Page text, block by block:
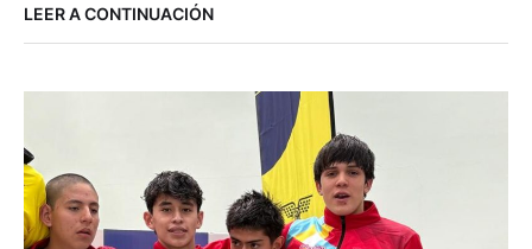
LEER A CONTINUACIÓN